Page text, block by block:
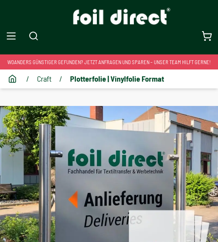
WOANDERS GÜNSTIGER GEFUNDEN? JETZT ANFRAGEN UND SPAREN – UNSER TEAM HILFT GERNE!
/ Craft / Plotterfolie | Vinylfolie Format